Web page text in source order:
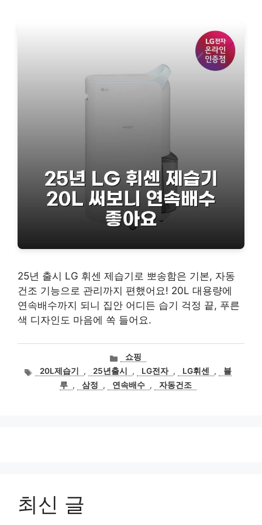
25년 출시 LG 휘센 제습기로 뽀송함은 기본, 자동
건조 기능으로 관리까지 편했어요! 20L 대용량에
연속배수까지 되니 집안 어디든 습기 걱정 끝, 푸른
색 디자인도 마음에 쏙 들어요.
카
테
고
리
쇼핑
태20L제습기 , 25년출시 , LG전자 , LG휘센 ,
블
루 , 삼정 , 연속배수 , 자동건조
최신 글